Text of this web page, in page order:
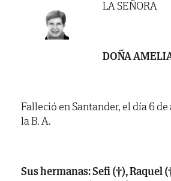
LA SEÑORA
DOÑA
Falleció en Santander, el día 6
la B. A.
Sus hermanas: Sefi (†), Raquel